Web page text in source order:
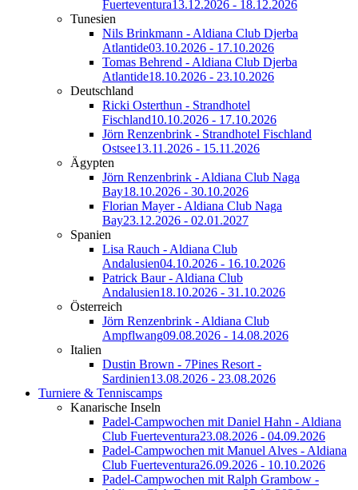
Fuerteventura13.12.2026 - 18.12.2026
Tunesien
Nils Brinkmann - Aldiana Club Djerba
Atlantide03.10.2026 - 17.10.2026
Tomas Behrend - Aldiana Club Djerba
Atlantide18.10.2026 - 23.10.2026
Deutschland
Ricki Osterthun - Strandhotel
Fischland10.10.2026 - 17.10.2026
Jörn Renzenbrink - Strandhotel Fischland
Ostsee13.11.2026 - 15.11.2026
Ägypten
Jörn Renzenbrink - Aldiana Club Naga
Bay18.10.2026 - 30.10.2026
Florian Mayer - Aldiana Club Naga
Bay23.12.2026 - 02.01.2027
Spanien
Lisa Rauch - Aldiana Club
Andalusien04.10.2026 - 16.10.2026
Patrick Baur - Aldiana Club
Andalusien18.10.2026 - 31.10.2026
Österreich
Jörn Renzenbrink - Aldiana Club
Ampflwang09.08.2026 - 14.08.2026
Italien
Dustin Brown - 7Pines Resort -
Sardinien13.08.2026 - 23.08.2026
Turniere & Tenniscamps
Kanarische Inseln
Padel-Campwochen mit Daniel Hahn - Aldiana
Club Fuerteventura23.08.2026 - 04.09.2026
Padel-Campwochen mit Manuel Alves - Aldiana
Club Fuerteventura26.09.2026 - 10.10.2026
Padel-Campwochen mit Ralph Grambow -